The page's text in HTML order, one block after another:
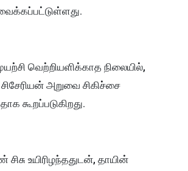
வெற்றியளிக்காத நிலையில்,
அறுவை சிகிச்சை
கூறப்படுகிறது.
உயிரிழந்ததுடன், தாயின்